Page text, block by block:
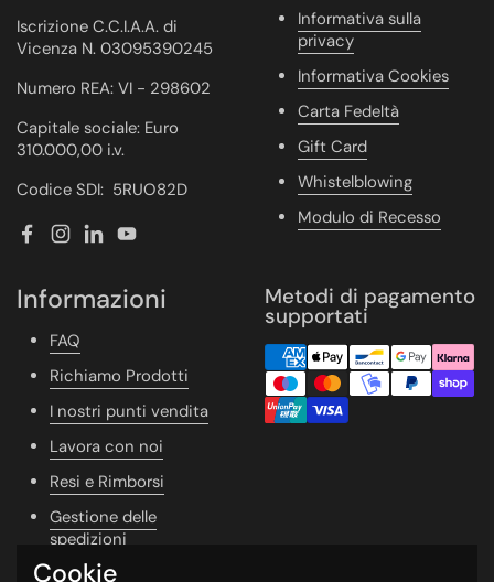
Iscrizione C.C.I.A.A. di
Vicenza N. 03095390245
Numero REA: VI - 298602
Capitale sociale: Euro
310.000,00 i.v.
Codice SDI: 5RUO82D
Facebook
Instagram
LinkedInYouTube
Informativa sulla
privacy
Informativa Cookies
Carta Fedeltà
Gift Card
Whistelblowing
Modulo di Recesso
Informazioni
FAQ
Richiamo Prodotti
I nostri punti vendita
Lavora con noi
Resi e Rimborsi
Gestione delle
spedizioni
Vivere Naturale
Metodi di pagamento
supportati
Cookie